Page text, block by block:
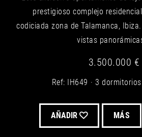
prestigioso complejo
codiciada zona de Talamanca,
vistas
3.500.000 €
Ref: IH649 3 dormitorios
AÑADIR MÁS